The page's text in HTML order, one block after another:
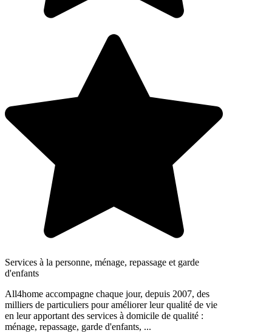
Services à la personne, ménage, repassage et garde
d'enfants
All4home accompagne chaque jour, depuis 2007, des
milliers de particuliers pour améliorer leur qualité de vie
en leur apportant des services à domicile de qualité :
ménage, repassage, garde d'enfants, ...